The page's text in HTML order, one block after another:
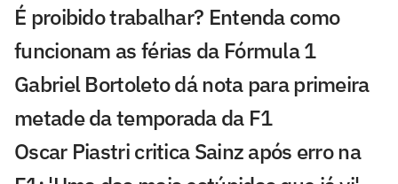
É proibido trabalhar? Entenda como
funcionam as férias da Fórmula 1
Gabriel Bortoleto dá nota para primeira
metade da temporada da F1
Oscar Piastri critica Sainz após erro na